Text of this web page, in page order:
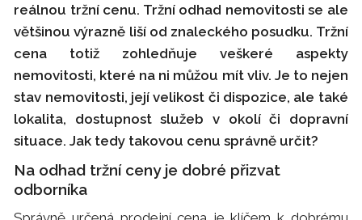
reálnou tržní cenu. Tržní odhad nemovitosti se ale
většinou výrazně liší od znaleckého posudku. Tržní
cena totiž zohledňuje veškeré aspekty
nemovitosti, které na ni můžou mít vliv. Je to nejen
stav nemovitosti, její velikost či dispozice, ale také
lokalita, dostupnost služeb v okolí či dopravní
situace. Jak tedy takovou cenu správně určit?
Na odhad tržní ceny je dobré přizvat
odborníka